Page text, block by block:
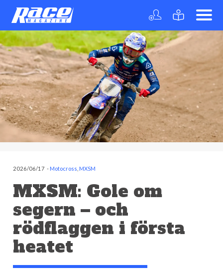
2026/06/17 -Motocross MXSM
MXSM: Gole om
segern – och
rödflaggen i första
heatet